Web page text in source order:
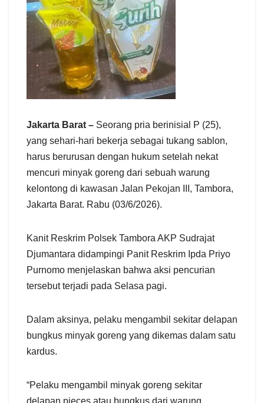
Jakarta Barat – Seorang pria berinisial P (25),
yang sehari-hari bekerja sebagai tukang sablon,
harus berurusan dengan hukum setelah nekat
mencuri minyak goreng dari sebuah warung
kelontong di kawasan Jalan Pekojan III, Tambora,
Jakarta Barat. Rabu (03/6/2026).
Kanit Reskrim Polsek Tambora AKP Sudrajat
Djumantara didampingi Panit Reskrim Ipda Priyo
Purnomo menjelaskan bahwa aksi pencurian
tersebut terjadi pada Selasa pagi.
Dalam aksinya, pelaku mengambil sekitar delapan
bungkus minyak goreng yang dikemas dalam satu
kardus.
“Pelaku mengambil minyak goreng sekitar
delapan pieces atau bungkus dari warung